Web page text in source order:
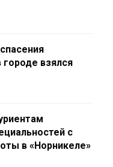
городе взялся
с
в «Норникеле»